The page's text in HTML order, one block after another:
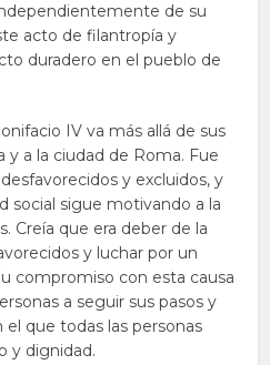
de su
acto de filantropía y
duradero en el pueblo de
IV va más allá de sus
y a la ciudad de Roma. Fue
y excluidos, y
social sigue motivando a la
Creía que era deber de la
y luchar por un
compromiso con esta causa
a seguir sus pasos y
que todas las personas
y dignidad.